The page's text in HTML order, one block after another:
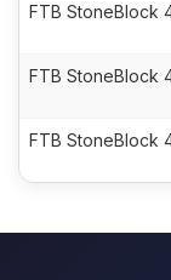
FTB StoneBlock 4
FTB StoneBlock 4
FTB StoneBlock